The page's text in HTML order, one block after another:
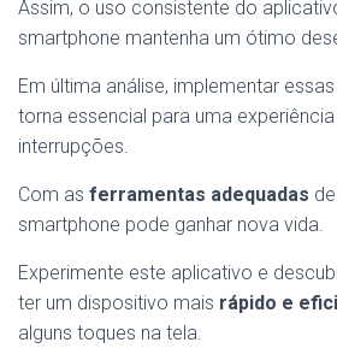
Assim, o uso consistente do
smartphone mantenha um ótimo
Em última análise, implementar
torna essencial para uma
interrupções.
Com as ferramentas adequadas
smartphone pode ganhar nova vida.
Experimente este aplicativo e
ter um dispositivo mais rápido e
alguns toques na tela.